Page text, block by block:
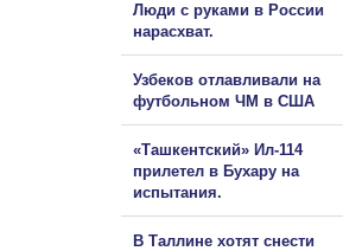
Люди с руками в России
нарасхват.
Узбеков отлавливали на
футбольном ЧМ в США
«Ташкентский» Ил-114
прилетел в Бухару на
испытания.
В Таллине хотят снести